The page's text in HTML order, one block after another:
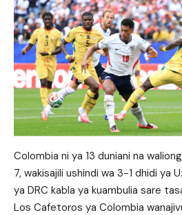
Colombia ni ya 13 duniani na
7, wakisajili ushindi wa 3-1 dhidi ya
ya DRC kabla ya kuambulia sare
Los Cafetoros ya Colombia